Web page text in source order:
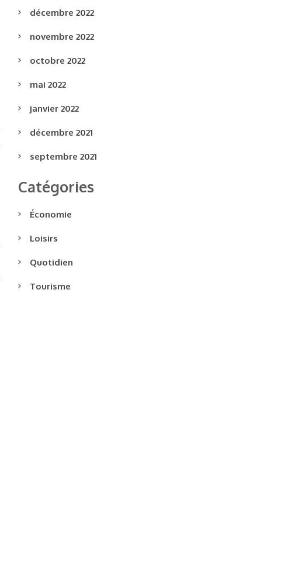
décembre 2022
novembre 2022
octobre 2022
mai 2022
janvier 2022
décembre 2021
septembre 2021
Catégories
Économie
Loisirs
Quotidien
Tourisme